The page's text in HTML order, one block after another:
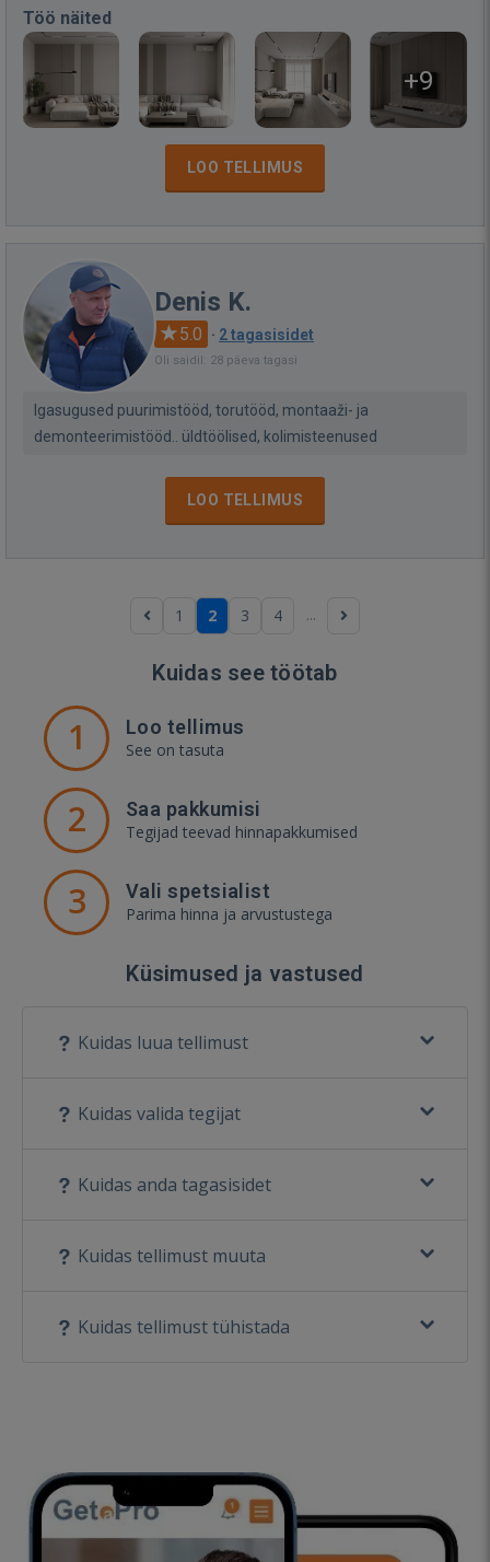
Töö näited
+9
LOO TELLIMUS
Denis K.
5.0 · 2 tagasisidet
Oli saidil: 28 päeva tagasi
Igasugused puurimistööd, torutööd, montaaži- ja
demonteerimistööd.. üldtöölised, kolimisteenused
LOO TELLIMUS
1 2 3 4 ...
Kuidas see töötab
1 Loo tellimus
See on tasuta
2 Saa pakkumisi
Tegijad teevad hinnapakkumised
3 Vali spetsialist
Parima hinna ja arvustustega
Küsimused ja vastused
Kuidas luua tellimust
Kuidas valida tegijat
Kuidas anda tagasisidet
Kuidas tellimust muuta
Kuidas tellimust tühistada